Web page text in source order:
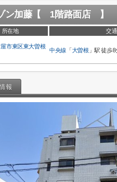
ン加藤【 1階路面店 】
所在地 交通
市東区東大曽根
中央線 「 大曽根 」駅 徒歩
報